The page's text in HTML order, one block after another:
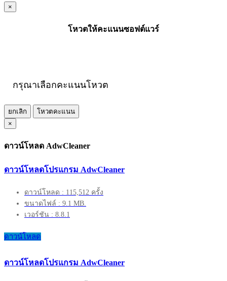
×
โหวตให้คะแนนซอฟต์แวร์
กรุณาเลือกคะแนนโหวต
ยกเลิก
โหวตคะแนน
×
ดาวน์โหลด AdwCleaner
ดาวน์โหลดโปรแกรม AdwCleaner
ดาวน์โหลด : 115,512 ครั้ง
ขนาดไฟล์ : 9.1 MB.
เวอร์ชัน : 8.8.1
ดาวน์โหลด
ดาวน์โหลดโปรแกรม AdwCleaner